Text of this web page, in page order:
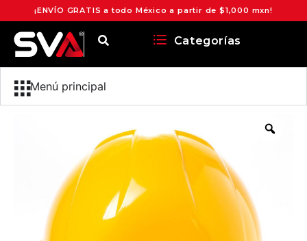
¡ENVÍO GRATIS a todo México a partir de $1,000 mxn!
Categorías
Menú principal